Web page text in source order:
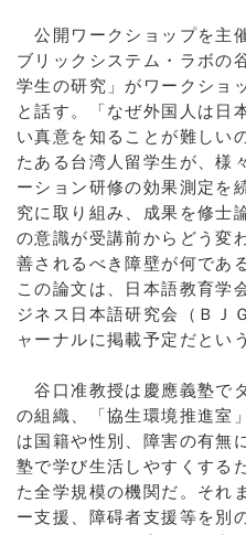
公開ワークショップを主
ブリックシステム・ラボの
学生の研究」がワークショ
と話す。「なぜ外国人は日
い真意を知ることが難しい
たある台湾人留学生が、様
ーション研修の効果測定を
究に取り組み、成果を修士
の意識が受講前からどう変
善されるべき障壁が何であ
この論文は、日本語教育学
ジネス日本語研究会（ＢＪ
ャーナルに掲載予定だとい
谷口准教授は慶應義塾で
の組織、「協生環境推進室
は国籍や性別、障害の有無
塾で学び生活しやすくする
た全学規模の機関だ。それ
ー支援、障碍者支援等を別